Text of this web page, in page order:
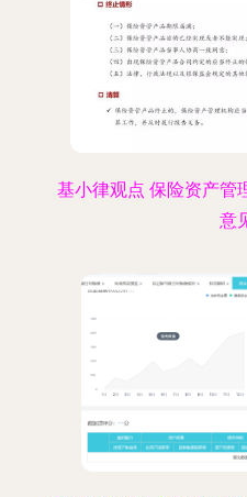
基小律观点 保险资产管
意